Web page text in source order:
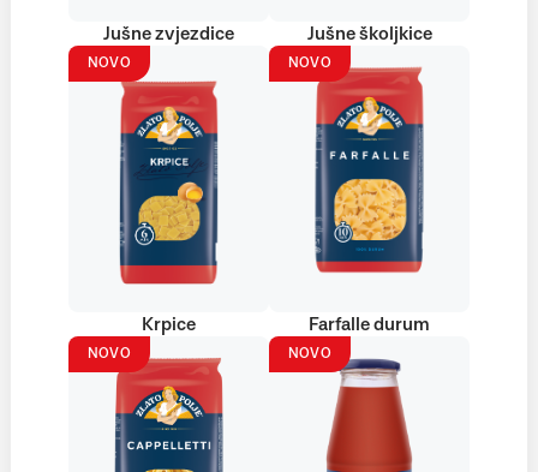
Jušne zvjezdice Jušne školjkice
NOVO
Krpice
NOVO
Farfalle durum
NOVO NOVO